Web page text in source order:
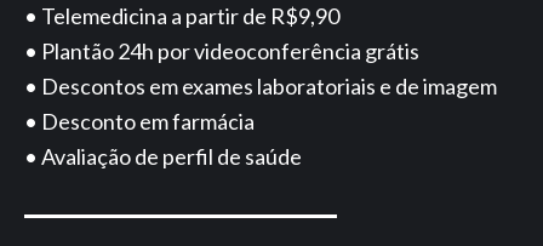
• Telemedicina a partir de R$9,90
• Plantão 24h por videoconferência grátis
• Descontos em exames laboratoriais e de imagem
• Desconto em farmácia
• Avaliação de perfil de saúde